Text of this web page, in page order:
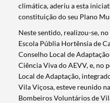
climática, aderiu a esta
constituição do seu Plano
Neste sentido, realizou-se,
Escola Públia Hortênsia de
Conselho Local de
Ciência Viva do AEVV, e, no
Local de Adaptação,
Vila Viçosa, esteve reunido
Bombeiros Voluntários de